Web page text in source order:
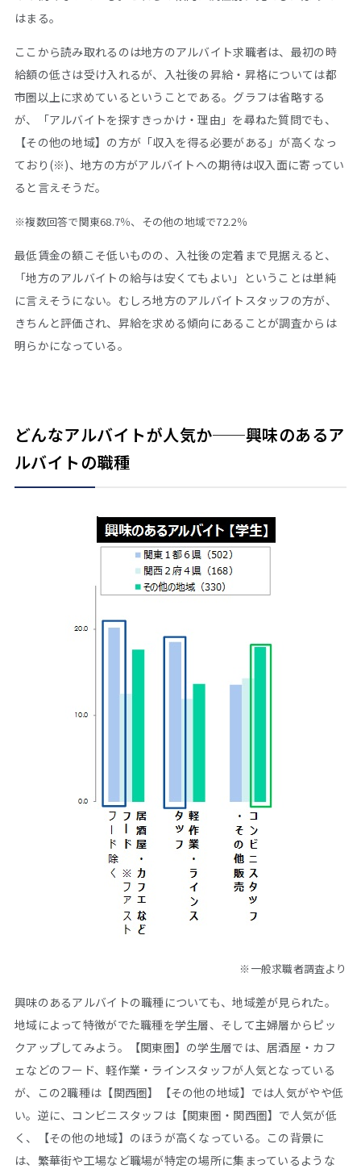
はまる。
ここから読み取れるのは地方のアルバイト求職者は、最初の時
給額の低さは受け入れるが、入社後の昇給・昇格については都
市圏以上に求めているということである。グラフは省略する
が、「アルバイトを探すきっかけ・理由」を尋ねた質問でも、
【その他の地域】の方が「収入を得る必要がある」が高くなっ
ており(※)、地方の方がアルバイトへの期待は収入面に寄ってい
ると言えそうだ。
※複数回答で関東68.7％、その他の地域で72.2％
最低賃金の額こそ低いものの、入社後の定着まで見据えると、
「地方のアルバイトの給与は安くてもよい」ということは単純
に言えそうにない。むしろ地方のアルバイトスタッフの方が、
きちんと評価され、昇給を求める傾向にあることが調査からは
明らかになっている。
どんなアルバイトが人気か──興味のあるア
ルバイトの職種
※一般求職者調査より
興味のあるアルバイトの職種についても、地域差が見られた。
地域によって特徴がでた職種を学生層、そして主婦層からピッ
クアップしてみよう。【関東圏】の学生層では、居酒屋・カフ
ェなどのフード、軽作業・ラインスタッフが人気となっている
が、この2職種は【関西圏】【その他の地域】では人気がやや低
い。逆に、コンビニスタッフは【関東圏・関西圏】で人気が低
く、【その他の地域】のほうが高くなっている。この背景に
は、繁華街や工場など職場が特定の場所に集まっているような